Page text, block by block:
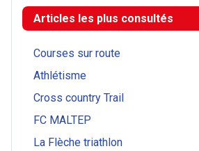
Articles les plus consultés
Courses sur route
Athlétisme
Cross country Trail
FC MALTEP
La Flèche triathlon